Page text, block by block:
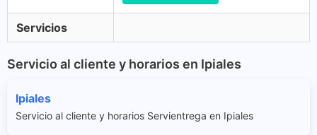
Servicios
Servicio al cliente y horarios en Ipiales
Ipiales
Servicio al cliente y horarios Servientrega en Ipiales